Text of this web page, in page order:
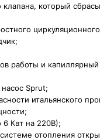
клапана, который
работы и
Sprut;
итальянского
6 Квт на 220В);
отопления